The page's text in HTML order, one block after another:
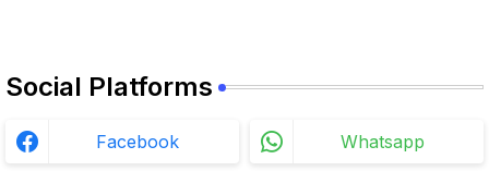
Social Platforms
Facebook Whatsapp